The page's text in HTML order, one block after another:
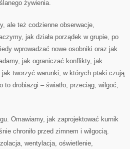
żywienia.
ale też codzienne obserwacje,
jak działa porządek w grupie, po
wprowadzać nowe osobniki oraz jak
jak ograniczać konflikty, jak
tworzyć warunki, w których ptaki czują
to drobiazgi – światło, przeciąg, wilgoć,
Omawiamy, jak zaprojektować kurnik
chroniło przed zimnem i wilgocią.
wentylacja, oświetlenie,